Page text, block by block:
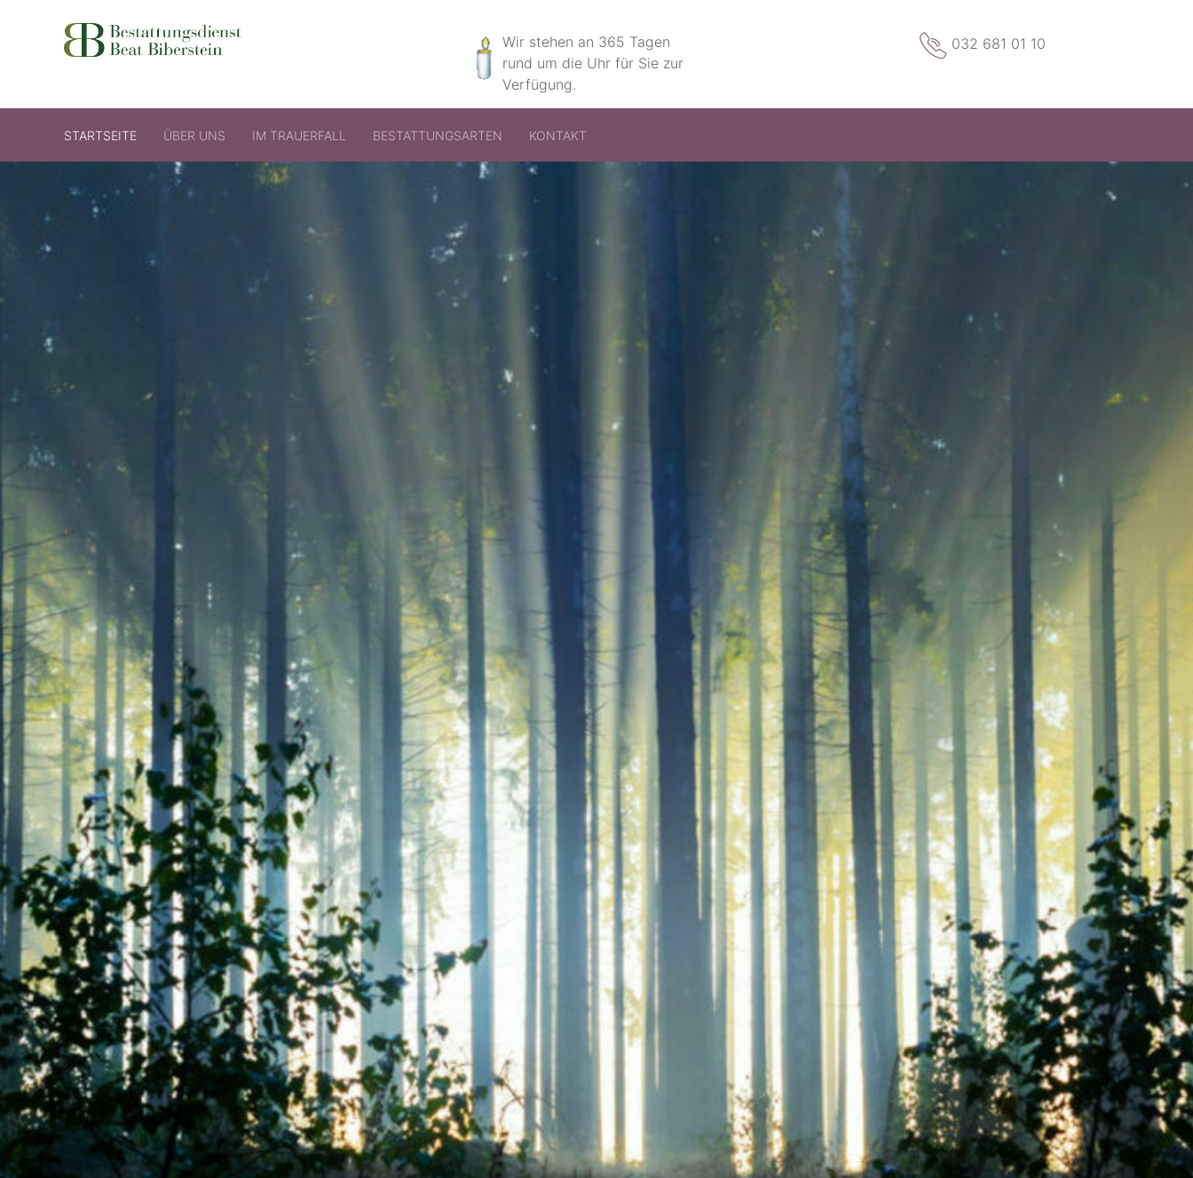
Wir stehen an 365 Tagen
rund um die Uhr für Sie zur
Verfügung.
032 681 01 10
STARTSEITE ÜBER UNS IM TRAUERFALL BESTATTUNGSARTEN KONTAKT